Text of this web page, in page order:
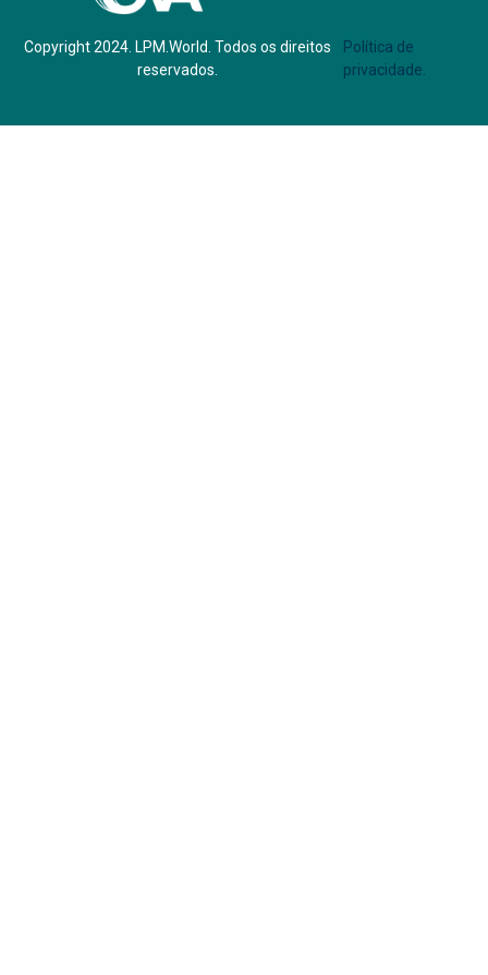
Copyright 2024. LPM.World. Todos os direitos
reservados.
Política de
privacidade.